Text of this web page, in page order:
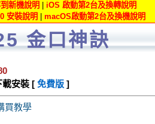
新機說明
iOS 啟動第2台及換轉說明
安裝說明 macOS啟動第2台及換機說明
金口神訣
載安裝 [ 免費版 ]
買教學